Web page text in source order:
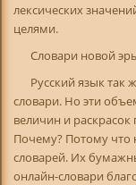
лексических
целями.
Словари новой
Русский язык так
словари. Но эти
величин и
Почему? Потому что
словарей. Их
онлайн-словари